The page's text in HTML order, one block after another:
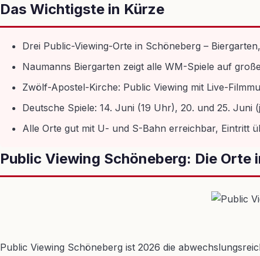
Das Wichtigste in Kürze
Drei Public-Viewing-Orte in Schöneberg –
Naumanns Biergarten zeigt alle WM-Spiele auf
Zwölf-Apostel-Kirche: Public Viewing mit Live-
Deutsche Spiele: 14. Juni (19 Uhr), 20. und 25. Juni
Alle Orte gut mit U- und S-Bahn erreichbar, Eintritt
Public Viewing Schöneberg: Die Orte
Public Viewing Schöneberg ist 2026 die